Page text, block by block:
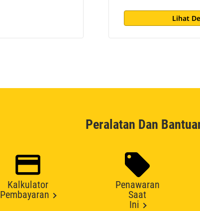
Lihat
Peralatan Dan
Kalkulator
Pembayaran
Penawaran
Saat
Ini